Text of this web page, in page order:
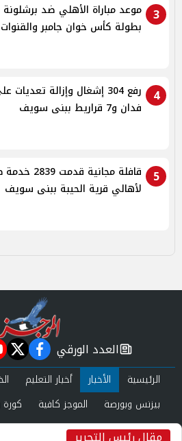
3
موعد مباراة الأهلي ضد
بطولة كأس خوان جامبر والقنوات
4
رفع 304 إشغال وإزالة
فدان و7 قراريط ببنى سويف
5
قافلة مجانية قدمت
لأهالي قرية الحيبة ببنى سويف
newspaper
العدد الورقي
الرئيسية الأخبار أخبار التعليم
بيزنس وبورصة
الموجز كافية
صحة وجمال
عرب وعالم حوادث